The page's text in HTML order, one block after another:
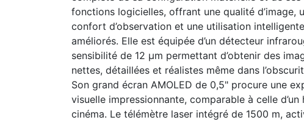
fonctions logicielles, offrant une qualité d’image,
confort d’observation et une utilisation
améliorés. Elle est équipée d’un détecteur
sensibilité de 12 µm permettant d’obtenir des
nettes, détaillées et réalistes même dans
Son grand écran AMOLED de 0,5" procure une
visuelle impressionnante, comparable à celle d’un
cinéma. Le télémètre laser intégré de 1500 m,